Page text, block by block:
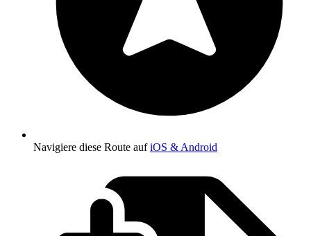
Navigiere diese Route aufiOS & Android